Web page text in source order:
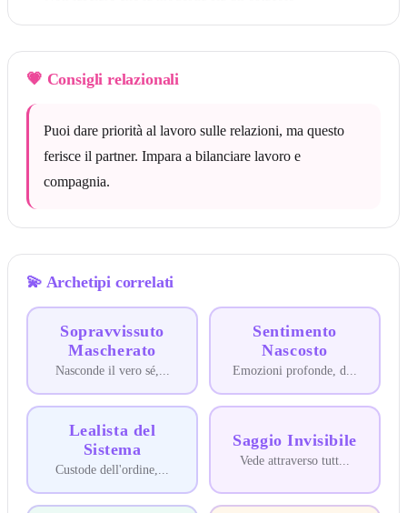
💗 Consigli relazionali
Puoi dare priorità al lavoro sulle relazioni, ma questo
ferisce il partner. Impara a bilanciare lavoro e
compagnia.
💫 Archetipi correlati
Sopravvissuto
Mascherato
Nasconde il vero sé,...
Sentimento
Nascosto
Emozioni profonde, d...
Lealista del
Sistema
Custode dell'ordine,...
Saggio Invisibile
Vede attraverso tutt